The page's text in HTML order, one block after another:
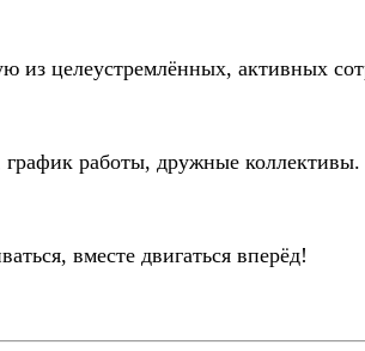
из целеустремлённых, активных
работы, дружные коллективы.
вместе двигаться вперёд!